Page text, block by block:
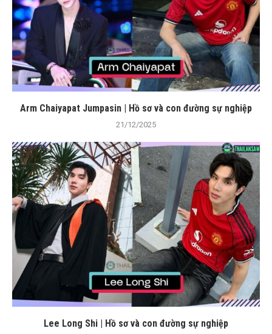
Arm Chaiyapat Jumpasin | Hồ sơ và con đường sự nghiệp
21/12/2025
Lee Long Shi | Hồ sơ và con đường sự nghiệp